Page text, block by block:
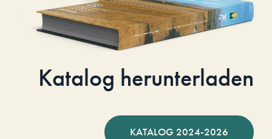
Katalog herunterladen
KATALOG 2024-2026